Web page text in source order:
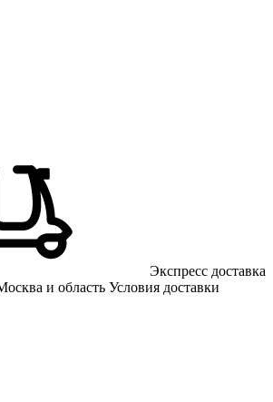
Экспресс доставка
и область Условия доставки